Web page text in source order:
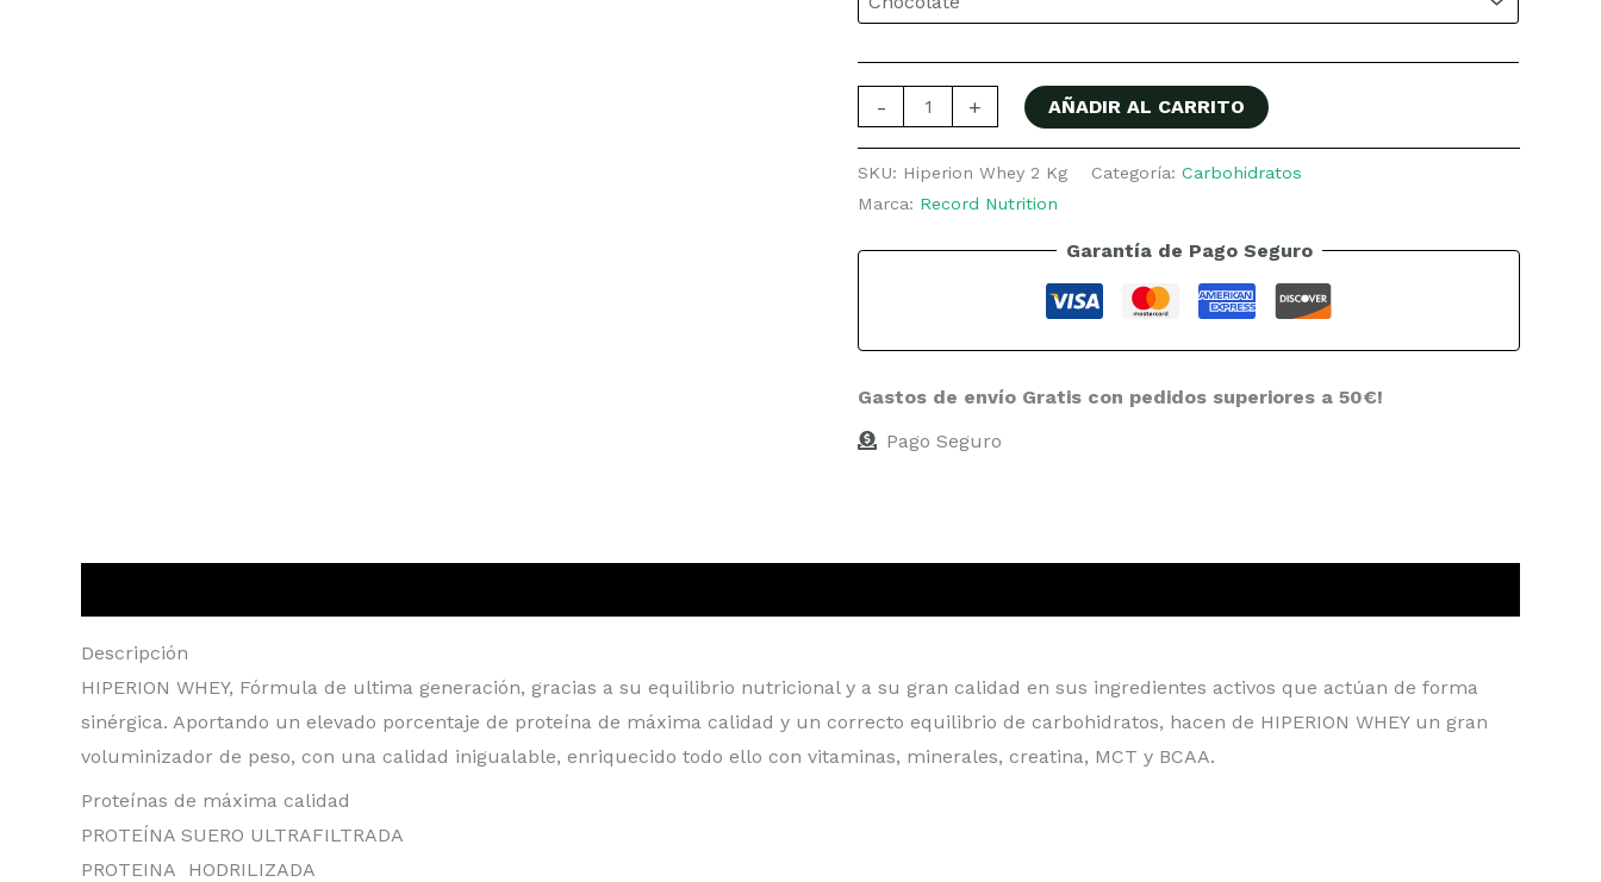
- + AÑADIR AL CARRITO
SKU: Hiperion Whey 2 Kg Categoría:Carbohidratos
Marca: Record Nutrition
Garantía de Pago Seguro
Gastos de envío Gratis con pedidos superiores a 50€!
Pago Seguro
Descripción
HIPERION WHEY, Fórmula de ultima generación, gracias a su equilibrio nutricional y a su gran calidad en sus ingredientes activos que actúan de forma
sinérgica. Aportando un elevado porcentaje de proteína de máxima calidad y un correcto equilibrio de carbohidratos, hacen de HIPERION WHEY un gran
voluminizador de peso, con una calidad inigualable, enriquecido todo ello con vitaminas, minerales, creatina, MCT y BCAA.
Proteínas de máxima calidad
PROTEÍNA SUERO ULTRAFILTRADA
PROTEINA HODRILIZADA